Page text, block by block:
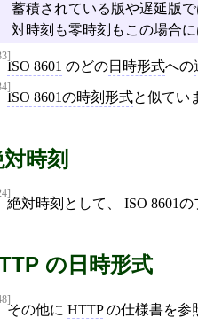
蓄積されている版や遅延版
対時刻も零時刻もこの場合
ISO 8601 のどの日時形式への
ISO 8601の時刻形式と似てい
時刻
絶対時刻 として、 ISO 8601
の日時形式
その他に HTTPの仕様書を参